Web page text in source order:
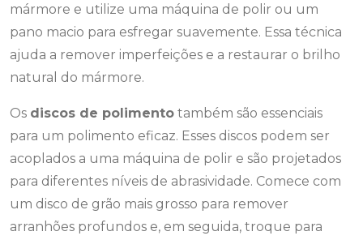
mármore e utilize uma máquina de polir ou um
pano macio para esfregar suavemente. Essa técnica
ajuda a remover imperfeições e a restaurar o brilho
natural do mármore.
Os discos de polimento também são essenciais
para um polimento eficaz. Esses discos podem ser
acoplados a uma máquina de polir e são projetados
para diferentes níveis de abrasividade. Comece com
um disco de grão mais grosso para remover
arranhões profundos e, em seguida, troque para